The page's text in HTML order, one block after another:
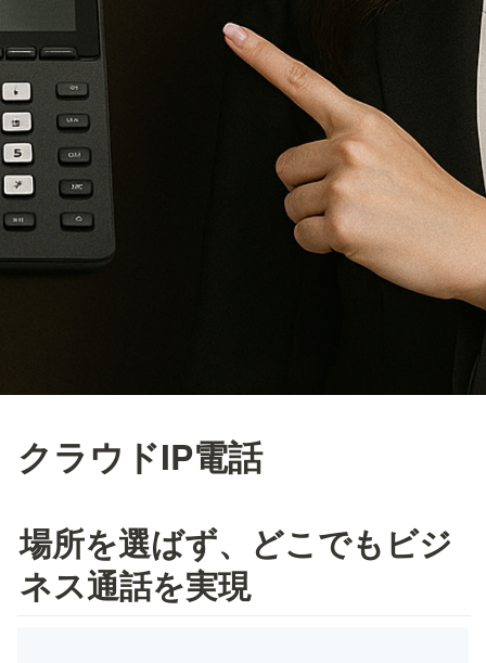
クラウドIP電話
場所を選ばず、どこでもビジ
ネス通話を実現